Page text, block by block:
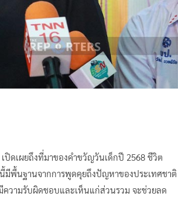
เปิดเผยถึงที่มาของคำขวัญวันเด็กปี 2568 ชีวิต
มีพื้นฐานจากการพูดคุยถึงปัญหาของประเทศชาติ
วามรับผิดชอบและเห็นแก่ส่วนรวม จะช่วยลด